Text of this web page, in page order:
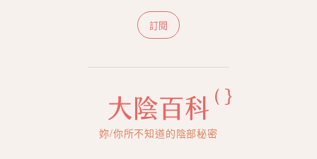
訂閱
妳/你所不知道的陰部秘密